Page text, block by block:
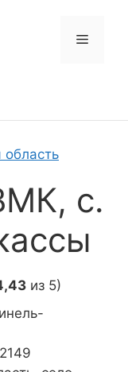
Меню
с.
из 5)